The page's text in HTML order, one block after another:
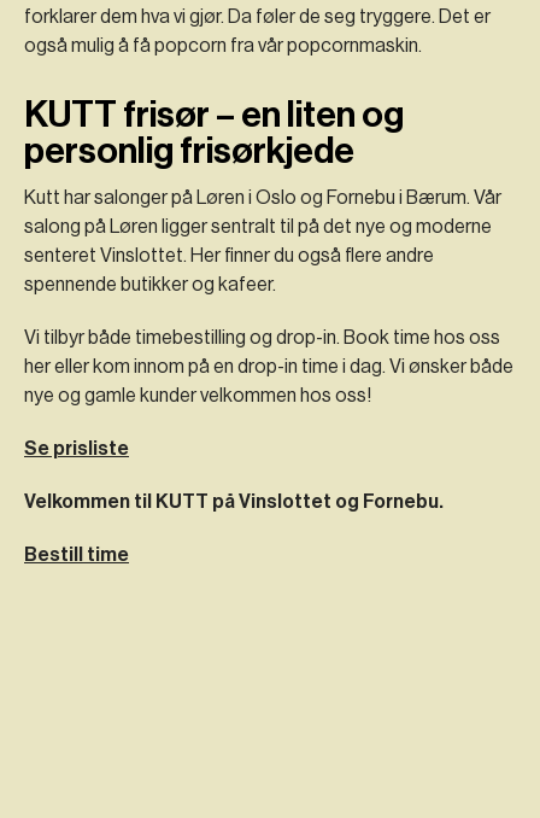
forklarer dem hva vi gjør. Da føler de seg tryggere. Det er
også mulig å få popcorn fra vår popcornmaskin.
KUTT frisør – en liten og
personlig frisørkjede
Kutt har salonger på Løren i Oslo og Fornebu i Bærum. Vår
salong på Løren ligger sentralt til på det nye og moderne
senteret Vinslottet. Her finner du også flere andre
spennende butikker og kafeer.
Vi tilbyr både timebestilling og drop-in. Book time hos oss
her eller kom innom på en drop-in time i dag. Vi ønsker både
nye og gamle kunder velkommen hos oss!
Se prisliste
Velkommen til KUTT på Vinslottet og Fornebu.
Bestill time